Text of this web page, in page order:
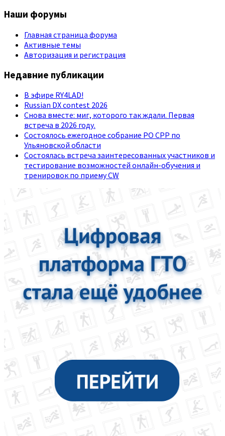
Наши форумы
Главная страница форума
Активные темы
Авторизация и регистрация
Недавние публикации
В эфире RY4LAD!
Russian DX contest 2026
Снова вместе: миг, которого так ждали. Первая
встреча в 2026 году.
Состоялось ежегодное собрание РО СРР по
Ульяновской области
Состоялась встреча заинтересованных участников и
тестирование возможностей онлайн-обучения и
тренировок по приему CW